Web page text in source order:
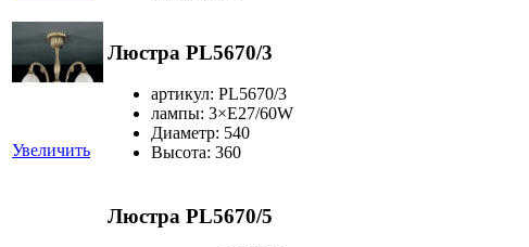
Увеличить
Люстра PL5670/3
артикул: PL5670/3
лампы: 3×Е27/60W
Диаметр: 540
Высота: 360
Люстра PL5670/5